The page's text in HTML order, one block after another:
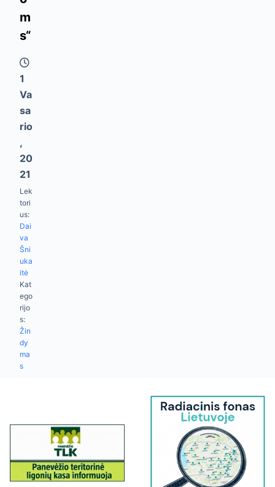
m
s“
1
Va
Sa
Rio
,
20
21
Lek
tori
us:
Dai
va
Šni
uka
itė
Kat
ego
rijo
s:
Žin
dy
ma
s